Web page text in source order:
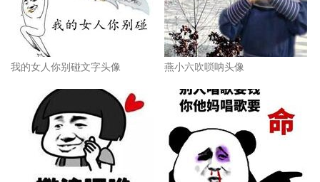
我的女人你别碰文字头像 燕小六吹唢呐头像